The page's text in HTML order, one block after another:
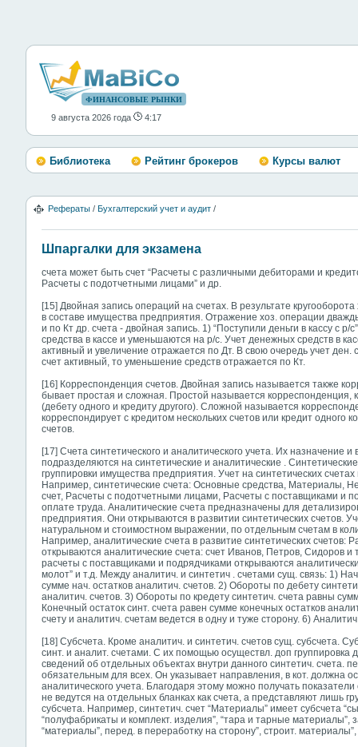
ФИНАНСОВЫЕ РЫНКИ
9 августа 2026 года 4:17
Библиотека Рейтинг брокеров Курсы валют
Рефераты / Бухгалтерский учет и аудит /
Шпаргалки для экзамена
счета может быть счет “Расчеты с различными дебиторами и
Расчеты с подотчетными лицами” и др.
[15] Двойная запись операций на счетах. В результате
в составе имущества предприятия. Отражение хоз. операции
и по Кт др. счета - двойная запись. 1) “Поступили деньги в кассу с р/
средства в кассе и уменьшаются на р/с. Учет денежных средств в
активный и увеличение отражается по Дт. В свою очередь учет ден.
счет активный, то уменьшение средств отражается по Кт.
[16] Корреспонденция счетов. Двойная запись называется также
бывает простая и сложная. Простой называется корреспонденция,
(дебету одного и кредиту другого). Сложной называется
корреспондирует с кредитом нескольких счетов или кредит одного
счетов.
[17] Счета синтетического и аналитического учета. Их назначение и
подразделяются на синтетические и аналитические .
группировки имущества предприятия. Учет на синтетических
Например, синтетические счета: Основные средства, Материалы,
счет, Расчеты с подотчетными лицами, Расчеты с поставщиками и
оплате труда. Аналитические счета предназначены для
предприятия. Они открываются в развитии синтетических счетов.
натуральном и стоимостном выражении, по отдельным счетам в
Например, аналитические счета в развитие синтетических счетов:
открываются аналитические счета: счет Иванов, Петров, Сидоров и
расчеты с поставщиками и подрядчиками открываются
молот” и т.д. Между аналитич. и синтетич . счетами сущ. связь: 1)
сумме нач. остатков аналитич. счетов. 2) Обороты по дебету
аналитич. счетов. 3) Обороты по кредету синтетич. счета равны
Конечный остаток синт. счета равен сумме конечных остатков
счету и аналитич. счетам ведется в одну и туже сторону. 6)
[18] Субсчета. Кроме аналитич. и синтетич. счетов сущ. субсчета.
синт. и аналит. счетами. С их помощью осуществл. доп
сведений об отдельных объектах внутри данного синтетич. счета.
обязательным для всех. Он указывает направления, в кот. должна
аналитического учета. Благодаря этому можно получать
не ведутся на отдельных бланках как счета, а представляют лишь
субсчета. Например, синтетич. счет “Материалы” имеет субсчета
“полуфабрикаты и комплект. изделия”, “тара и тарные материалы”,
“материалы”, перед. в переработку на сторону”, строит. материалы”,